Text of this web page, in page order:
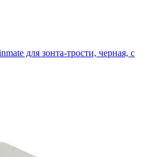
для зонта-трости, черная, с